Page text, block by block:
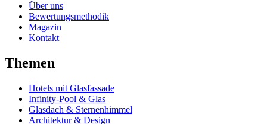
Über uns
Bewertungsmethodik
Magazin
Kontakt
Themen
Hotels mit Glasfassade
Infinity-Pool & Glas
Glasdach & Sternenhimmel
Architektur & Design